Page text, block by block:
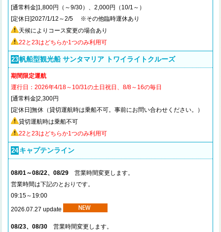
[通常料金]1,800円（～9/30）、2,000円（10/1～）
[定休日]2027/1/12～2/5 ※その他臨時運休あり
天候によりコース変更の場合あり
22 と23はどちらか1つのみ利用可
23帆船型観光船 サンタマリア トワイライトクルーズ
期間限定運航
運行日：2026年4/18～10/31の土日祝日、8/8～16の毎日
[通常料金]2,300円
[定休日]無休（貸切運航時は乗船不可。事前にお問い合わせください。）
貸切運航時は乗船不可
22 と23はどちらか1つのみ利用可
24 キャプテンライン
08/01～08/22、08/29営業時間変更します。
営業時間は下記のとおりです。
09:15～19:00
2026.07.27 update
08/23、08/30営業時間変更します。